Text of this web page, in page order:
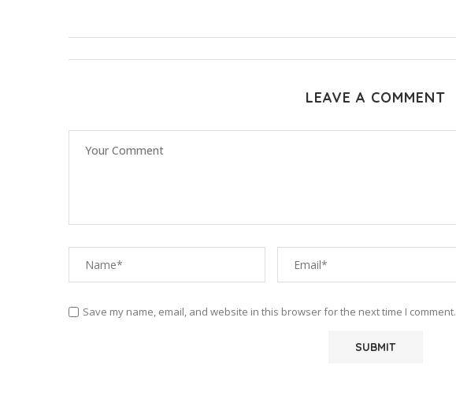
LEAVE A COMMENT
Save my name, email, and website in this browser for the next time I comment.